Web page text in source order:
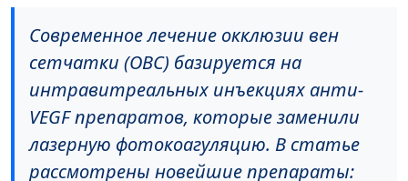
Современное лечение окклюзии вен
сетчатки (ОВС) базируется на
интравитреальных инъекциях анти-
VEGF препаратов, которые заменили
лазерную фотокоагуляцию. В статье
рассмотрены новейшие препараты: